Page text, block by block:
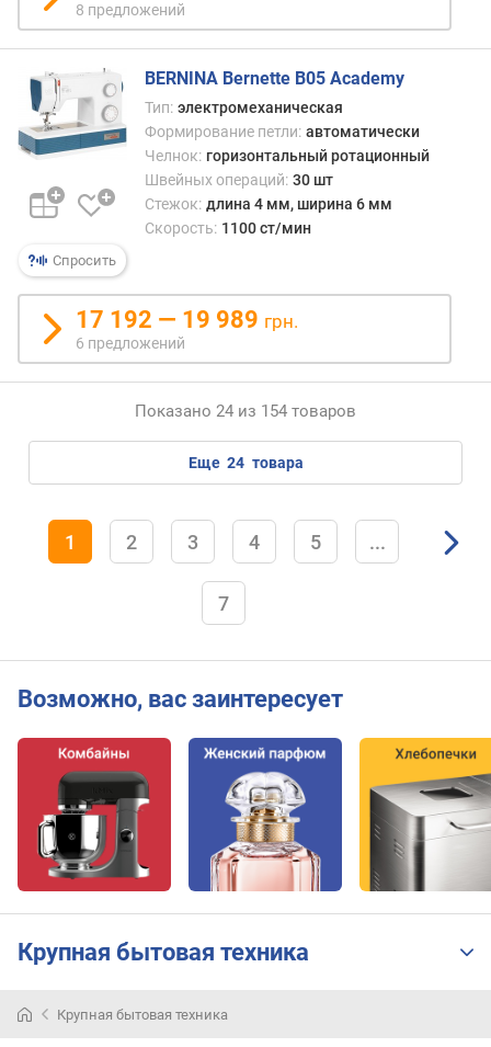
т
)
в
е
с
(
г
)
8 предложений
Спросить
BERNINA Bernette B05 Academy
Тип: электромеханическая
Формирование петли: автоматически
Челнок: горизонтальный ротационный
Швейных операций: 30 шт
Стежок: длина 4 мм, ширина 6 мм
Скорость: 1100 ст/мин
17 192 — 19 989 грн.
6 предложений
Показано 24 из 154 товаров
еще 24 товара
1 2 3 4 5 ...
7
Возможно, вас заинтересует
Крупная бытовая техника
Крупная бытовая техника